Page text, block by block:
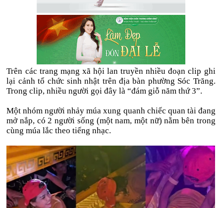
Trên các trang mạng xã hội lan truyền nhiều đoạn clip ghi
lại cảnh tổ chức sinh nhật trên địa bàn phường Sóc Trăng.
Trong clip, nhiều người gọi đây là “đám giỗ năm thứ 3”.
Một nhóm người nhảy múa xung quanh chiếc quan tài đang
mở nắp, có 2 người sống (một nam, một nữ) nằm bên trong
cùng múa lắc theo tiếng nhạc.